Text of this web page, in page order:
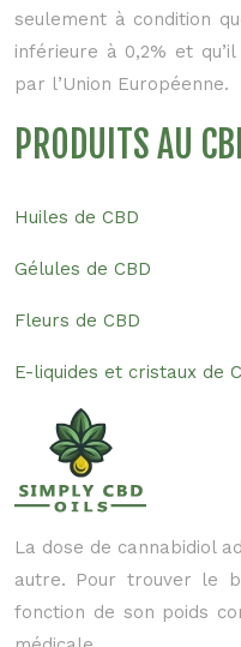
seulement à condition
inférieure à 0,2% et
par l’Union Européenne.
PRODUITS AU
Huiles de CBD
Gélules de CBD
Fleurs de CBD
E-liquides et cristaux de
La dose de cannabidiol
autre. Pour trouver le
fonction de son poids